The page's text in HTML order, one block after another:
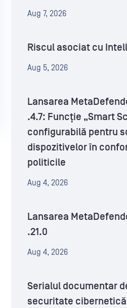
Aug 7, 2026
Riscul asociat cu
Aug 5, 2026
Lansarea
.4.7: Funcție „Smart
configurabilă pentru
dispozitivelor în
politicile
Aug 4, 2026
Lansarea
.21.0
Aug 4, 2026
Serialul documentar
securitate cibernetică